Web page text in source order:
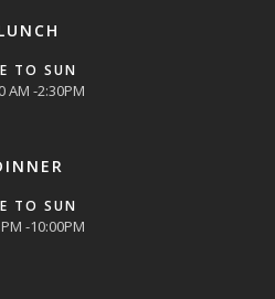
TO SUN
AM -2:30PM
TO SUN
-10:00PM